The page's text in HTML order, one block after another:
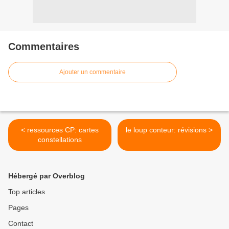
Commentaires
Ajouter un commentaire
< ressources CP: cartes
constellations
le loup conteur: révisions >
Hébergé par Overblog
Top articles
Pages
Contact